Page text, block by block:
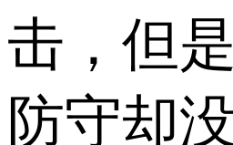
击，但
防守却